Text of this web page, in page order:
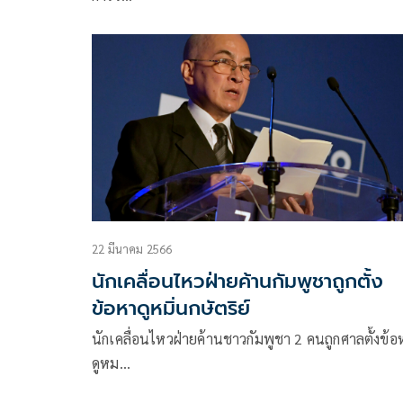
22 มีนาคม 2566
นักเคลื่อนไหวฝ่ายค้านกัมพูชาถูกตั้ง
ข้อหาดูหมิ่นกษัตริย์
นักเคลื่อนไหวฝ่ายค้านชาวกัมพูชา 2 คนถูกศาลตั้งข้อ
ดูหม…